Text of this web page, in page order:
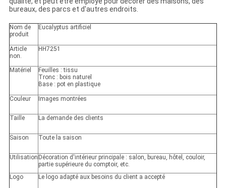
bureaux, des parcs et d'autres endroits.
Nom de
produit
Eucalyptus artificiel
Article
non.
HH7251
Matériel
Feuilles : tissu
Tronc : bois naturel
Base : pot en plastique
Couleur Images montrées
Taille La demande des clients
Saison Toute la saison
Utilisation Décoration d'intérieur principale : salon, bureau, hôtel, couloir,
partie supérieure du comptoir, etc.
Logo
Le logo adapté aux besoins du client a accepté